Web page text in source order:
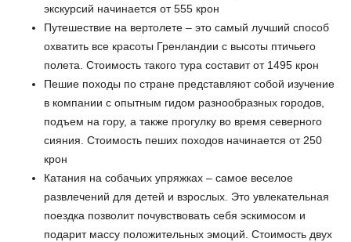
экскурсий начинается от 555 крон
Путешествие на вертолете – это самый лучший способ
охватить все красоты Гренландии с высоты птичьего
полета. Стоимость такого тура составит от 1495 крон
Пешие походы по стране представляют собой изучение
в компании с опытным гидом разнообразных городов,
подъем на гору, а также прогулку во время северного
сияния. Стоимость пеших походов начинается от 250
крон
Катания на собачьих упряжках – самое веселое
развлечений для детей и взрослых. Это увлекательная
поездка позволит почувствовать себя эскимосом и
подарит массу положительных эмоций. Стоимость двух